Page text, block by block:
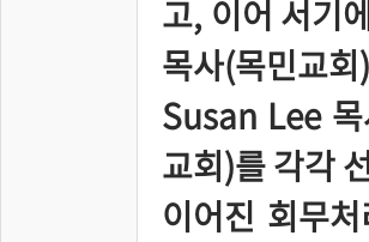
고, 이어 서기
목사(목민교
Susan Lee
교회)를 각각
이어진 회무